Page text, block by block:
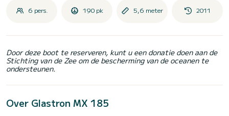
6 pers. 190 pk 5,6 meter 2011
Door deze boot te reserveren, kunt u een donatie doen aan de
Stichting van de Zee om de bescherming van de oceanen te
ondersteunen.
Over Glastron MX 185